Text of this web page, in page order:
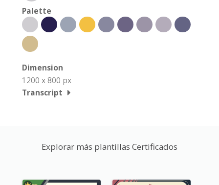
Palette
Dimension
1200 x 800 px
Transcript
Explorar más plantillas Certificados